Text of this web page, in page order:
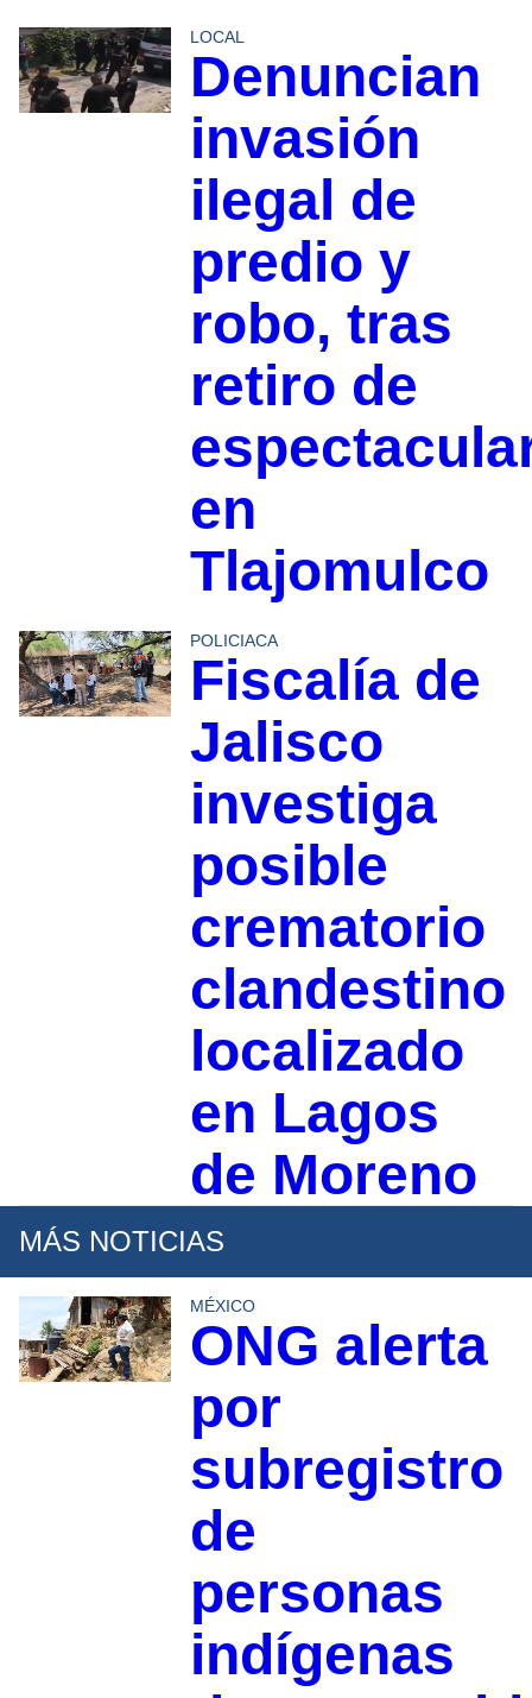
LOCAL
Denuncian
invasión
ilegal de
predio y
robo, tras
retiro de
en
Tlajomulco
POLICIACA
Fiscalía de
Jalisco
investiga
posible
crematorio
clandestino
localizado
en Lagos
de Moreno
MÁS NOTICIAS
MÉXICO
ONG alerta
por
subregistro
de
personas
indígenas